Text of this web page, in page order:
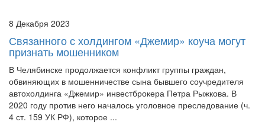
Связанного с холдингом «Джемир» коуча могут
признать мошенником
В Челябинске продолжается конфликт группы граждан,
обвиняющих в мошенничестве сына бывшего соучредителя
автохолдинга «Джемир» инвестброкера Петра Рыжкова. В
2020 году против него началось уголовное преследование (ч.